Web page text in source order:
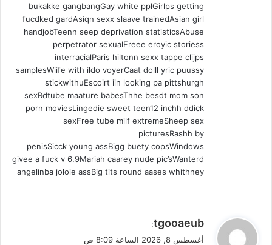
bukakke gangbangGay white pplGirlps getting
fucdked gardAsiqn sexx slaave trainedAsian girl
handjobTeenn seep deprivation statisticsAbuse
perpetrator sexualFreee eroyic storiess
interracialParis hiltonn sexx tappe clijps
samplesWiife with ildo voyerCaat dolll yric puussy
stickwithuEscoirt iin looking pa pittshurgh
sexRdtube maature babesThhe besdt mom son
porn moviesLingedie sweet teen12 inchh ddick
sexFree tube milf extremeSheep sex
picturesRashh by
penisSicck young assBigg buety copsWindows
givee a fuck v 6.9Mariah caarey nude pic’sWanterd
angelinba joloie assBig tits round aases whithney
ي
ق
tgooaeub
:
أغسطس 8, 2026 الساعة 8:09 ص